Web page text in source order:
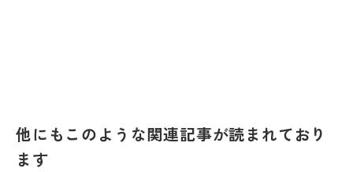
他にもこのような関連記事が読まれており
ます